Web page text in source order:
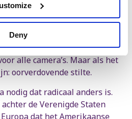
Deny
enkel teken van
als om het even welk ander
om de wereld te
destabiliseren, dan stond
alle camera’s. Maar als het
oorverdovende stilte.
nodig dat radicaal anders is.
de Verenigde Staten
dat het Amerikaanse